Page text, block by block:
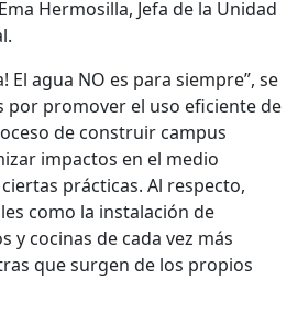
Hermosilla, Jefa de la Unidad
El agua NO es para siempre”, se
por promover el uso eficiente de
de construir campus
impactos en el medio
prácticas. Al respecto,
como la instalación de
y cocinas de cada vez más
que surgen de los propios